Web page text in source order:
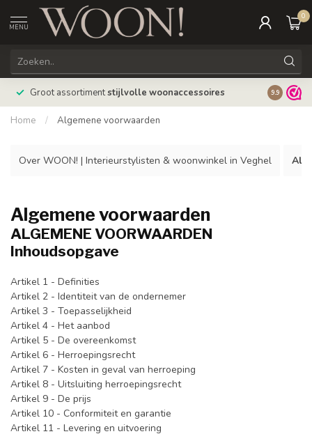
MENU
0
Groot assortimentstijlvolle woonaccessoires 9.9
Home / Algemene voorwaarden
Over WOON! | Interieurstylisten & woonwinkel in Veghel
Algemene voorwaarden
ALGEMENE VOORWAARDEN
Inhoudsopgave
Artikel 1 - Definities
Artikel 2 - Identiteit van de ondernemer
Artikel 3 - Toepasselijkheid
Artikel 4 - Het aanbod
Artikel 5 - De overeenkomst
Artikel 6 - Herroepingsrecht
Artikel 7 - Kosten in geval van herroeping
Artikel 8 - Uitsluiting herroepingsrecht
Artikel 9 - De prijs
Artikel 10 - Conformiteit en garantie
Artikel 11 - Levering en uitvoering